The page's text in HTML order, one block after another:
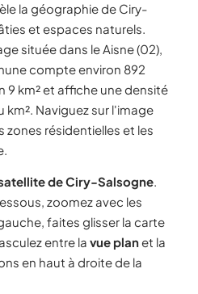
la géographie de Ciry-
et espaces naturels.
située dans le Aisne (02),
compte environ 892
9 km² et affiche une densité
Naviguez sur l'image
zones résidentielles et les
de Ciry-Salsogne.
zoomez avec les
faites glisser la carte
entre la vue planet la
en haut à droite de la